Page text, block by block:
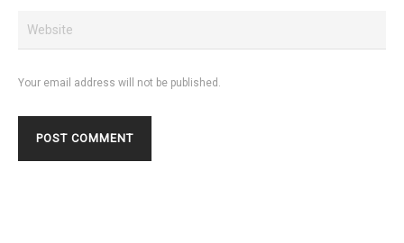
Your email address will not be published.